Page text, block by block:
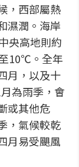
，西部屬熱
濕潤。海岸
央高地則約
10℃。全年
月，以及十
為雨季，會
或其他危
，氣候較乾
月易受颶風